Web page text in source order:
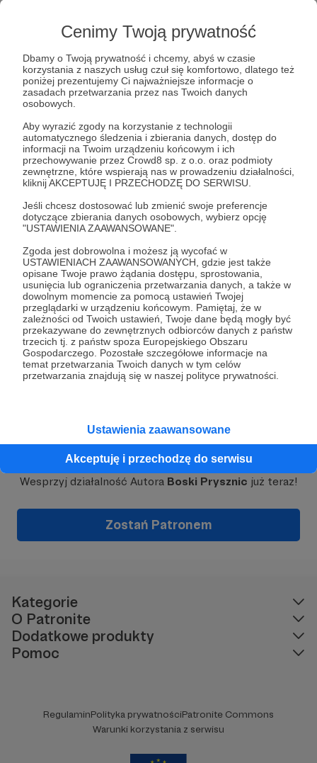
Cenimy Twoją prywatność
Dbamy o Twoją prywatność i chcemy, abyś w czasie
korzystania z naszych usług czuł się komfortowo, dlatego też
poniżej prezentujemy Ci najważniejsze informacje o
zasadach przetwarzania przez nas Twoich danych
osobowych.
Aby wyrazić zgody na korzystanie z technologii
automatycznego śledzenia i zbierania danych, dostęp do
informacji na Twoim urządzeniu końcowym i ich
przechowywanie przez Crowd8 sp. z o.o. oraz podmioty
zewnętrzne, które wspierają nas w prowadzeniu działalności,
kliknij AKCEPTUJĘ I PRZECHODZĘ DO SERWISU.
Jeśli chcesz dostosować lub zmienić swoje preferencje
dotyczące zbierania danych osobowych, wybierz opcję
"USTAWIENIA ZAAWANSOWANE".
Zgoda jest dobrowolna i możesz ją wycofać w
USTAWIENIACH ZAAWANSOWANYCH, gdzie jest także
opisane Twoje prawo żądania dostępu, sprostowania,
usunięcia lub ograniczenia przetwarzania danych, a także w
dowolnym momencie za pomocą ustawień Twojej
przeglądarki w urządzeniu końcowym. Pamiętaj, że w
zależności od Twoich ustawień, Twoje dane będą mogły być
przekazywane do zewnętrznych odbiorców danych z państw
trzecich tj. z państw spoza Europejskiego Obszaru
Gospodarczego. Pozostałe szczegółowe informacje na
temat przetwarzania Twoich danych w tym celów
przetwarzania znajdują się w naszej polityce prywatności.
Ustawienia zaawansowane
Akceptuję i przechodzę do serwisu
26.11.2023 ● Brak komentarzy
Możliwość dzwonienia do bliskich i w ważnych sprawach
Posługa uliczna
Dołącz do grona Patronów!
Wesprzyj działalność Autora Boski Prysznic już teraz!
Zostań Patronem
Kategorie
O Patronite
Dodatkowe produkty
Pomoc
RegulaminPolityka prywatnościPatronite Commons
Warunki korzystania z serwisu